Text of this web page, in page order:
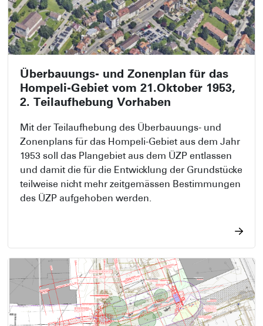
Überbauungs- und Zonenplan für das
Hompeli-Gebiet vom 21.Oktober 1953,
2. Teilaufhebung Vorhaben
Mit der Teilaufhebung des Überbauungs- und
Zonenplans für das Hompeli-Gebiet aus dem Jahr
1953 soll das Plangebiet aus dem ÜZP entlassen
und damit die für die Entwicklung der Grundstücke
teilweise nicht mehr zeitgemässen Bestimmungen
des ÜZP aufgehoben werden.